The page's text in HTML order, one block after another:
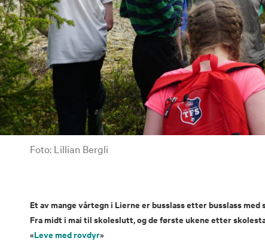
Foto: Lillian Bergli
Et av mange vårtegn i Lierne er busslass etter busslass
Fra midt i mai til skoleslutt, og de første ukene etter
«Leve med rovdyr»